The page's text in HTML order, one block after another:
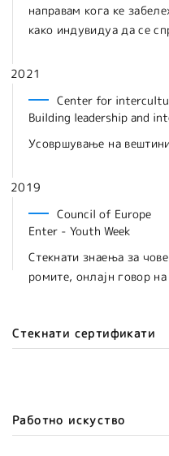
направам кога ке
како индувидуа да се
2021
Center for
Building leadership and
Усовршување на
2019
Council of Europe
Enter - Youth Week
Стекнати знаења за
ромите, онлајн говор
Стекнати сертификати
Работно искуство